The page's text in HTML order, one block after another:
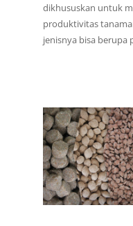
dikhususkan untuk
produktivitas
jenisnya bisa berupa